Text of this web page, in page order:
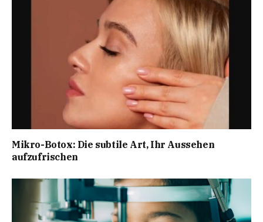
Mikro-Botox: Die subtile Art, Ihr Aussehen
aufzufrischen